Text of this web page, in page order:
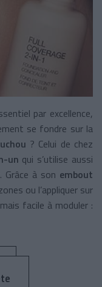
par excellence,
se fondre sur la
? Celui de chez
un qui s’utilise aussi
Grâce à son embout
ou l’appliquer sur
facile à moduler :